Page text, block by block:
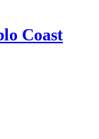
Coast